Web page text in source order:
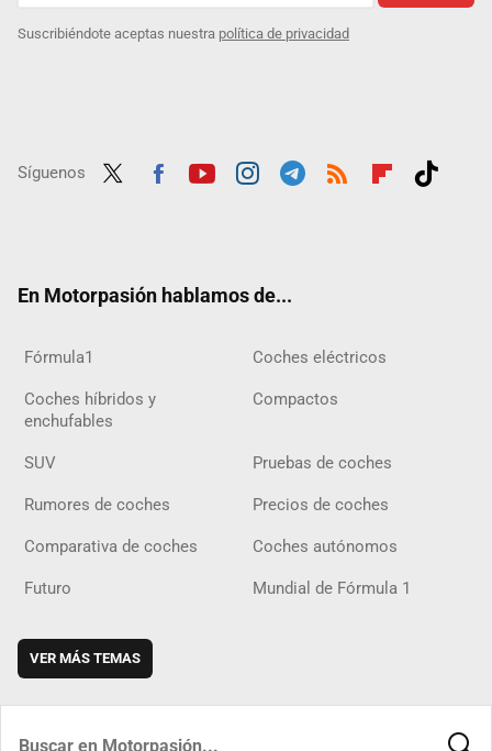
Suscribiéndote aceptas nuestra política de privacidad
Síguenos
En Motorpasión hablamos de...
Fórmula1 Coches eléctricos
Coches híbridos y
enchufables
Compactos
SUV Pruebas de coches
Rumores de coches Precios de coches
Comparativa de coches Coches autónomos
Futuro Mundial de Fórmula 1
VER MÁS TEMAS